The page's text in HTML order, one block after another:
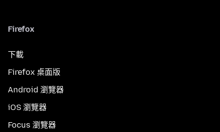
Firefox
下載
Firefox 桌面版
Android 瀏覽器
iOS 瀏覽器
Focus 瀏覽器